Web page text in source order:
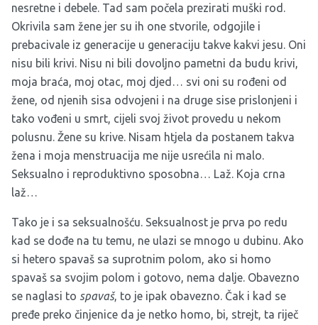
nesretne i debele. Tad sam počela prezirati muški rod.
Okrivila sam žene jer su ih one stvorile, odgojile i
prebacivale iz generacije u generaciju takve kakvi jesu. Oni
nisu bili krivi. Nisu ni bili dovoljno pametni da budu krivi,
moja braća, moj otac, moj djed… svi oni su rođeni od
žene, od njenih sisa odvojeni i na druge sise prislonjeni i
tako vođeni u smrt, cijeli svoj život provedu u nekom
polusnu. Žene su krive. Nisam htjela da postanem takva
žena i moja menstruacija me nije usrećila ni malo.
Seksualno i reproduktivno sposobna… Laž. Koja crna
laž…
Tako je i sa seksualnošću. Seksualnost je prva po redu
kad se dođe na tu temu, ne ulazi se mnogo u dubinu. Ako
si hetero spavaš sa suprotnim polom, ako si homo
spavaš sa svojim polom i gotovo, nema dalje. Obavezno
se naglasi to spavaš, to je ipak obavezno. Čak i kad se
pređe preko činjenice da je netko homo, bi, strejt, ta riječ